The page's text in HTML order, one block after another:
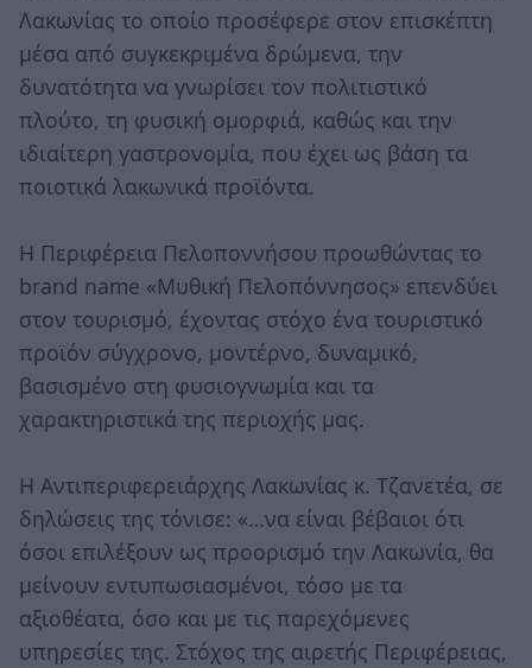
Λακωνίας το οποίο προσέφερε στον επισκέπτη
μέσα από συγκεκριμένα δρώμενα, την
δυνατότητα να γνωρίσει τον πολιτιστικό
πλούτο, τη φυσική ομορφιά, καθώς και την
ιδιαίτερη γαστρονομία, που έχει ως βάση τα
ποιοτικά λακωνικά προϊόντα.
Η Περιφέρεια Πελοποννήσου προωθώντας το
brand name «Μυθική Πελοπόννησος» επενδύει
στον τουρισμό, έχοντας στόχο ένα τουριστικό
προϊόν σύγχρονο, μοντέρνο, δυναμικό,
βασισμένο στη φυσιογνωμία και τα
χαρακτηριστικά της περιοχής μας.
Η Αντιπεριφερειάρχης Λακωνίας κ. Τζανετέα, σε
δηλώσεις της τόνισε: «…να είναι βέβαιοι ότι
όσοι επιλέξουν ως προορισμό την Λακωνία, θα
μείνουν εντυπωσιασμένοι, τόσο με τα
αξιοθέατα, όσο και με τις παρεχόμενες
υπηρεσίες της. Στόχος της αιρετής Περιφέρειας,